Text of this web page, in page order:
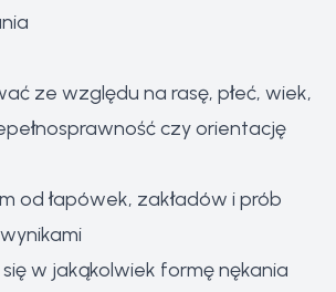
ze względu na rasę, płeć, wiek,
czy orientację
od łapówek, zakładów i prób
w jakąkolwiek formę nękania